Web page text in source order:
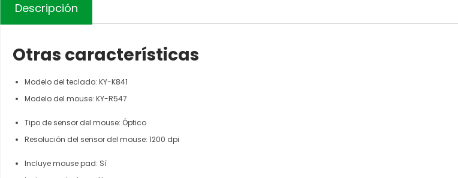
Descripción
Otras características
Modelo del teclado: KY-K841
Modelo del mouse: KY-R547
Tipo de sensor del mouse: Óptico
Resolución del sensor del mouse: 1200 dpi
Incluye mouse pad: Sí